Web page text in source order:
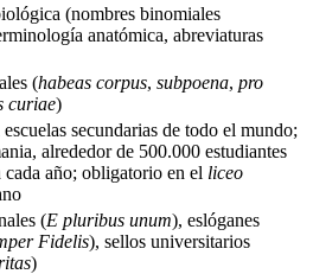
(nombres binomiales
anatómica, abreviaturas
(habeas corpus, subpoena, pro
curiae)
escuelas secundarias de todo el mundo;
alrededor de 500.000 estudiantes
cada año; obligatorio en el liceo
(E pluribus unum), eslóganes
Fidelis), sellos universitarios
)